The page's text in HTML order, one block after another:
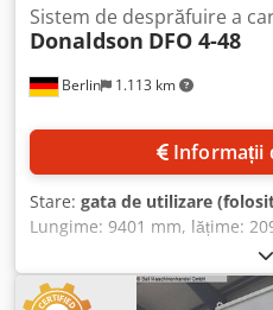
Berlin 1.113 km
Sistem de desprăfuire a
Donaldson DFO 4-48
Informații
Stare: gata de utilizare
Lungime: 9401 mm, lățime:
greutate: 8,816 t, cu instalație
documentație, utilajul a fost
Ea Uuefx Apvja